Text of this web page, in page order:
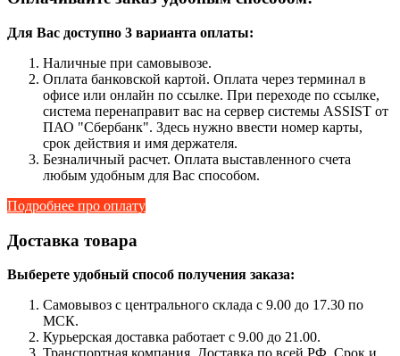
Для Вас доступно 3 варианта оплаты:
Наличные при самовывозе.
Оплата банковской картой. Оплата через терминал в
офисе или онлайн по ссылке. При переходе по ссылке,
система перенаправит вас на сервер системы ASSIST от
ПАО "Сбербанк". Здесь нужно ввести номер карты,
срок действия и имя держателя.
Безналичный расчет. Оплата выставленного счета
любым удобным для Вас способом.
Подробнее про оплату
Доставка товара
Выберете удобный способ получения заказа:
Самовывоз с центрального склада с 9.00 до 17.30 по
МСК.
Курьерская доставка работает с 9.00 до 21.00.